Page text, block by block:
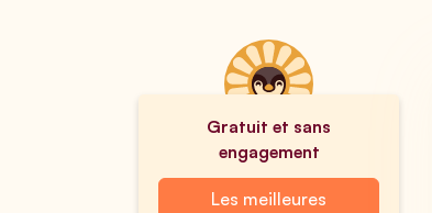
Gratuit et sans
engagement
Les meilleures